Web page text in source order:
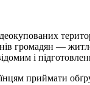
громадян —
і
приймати